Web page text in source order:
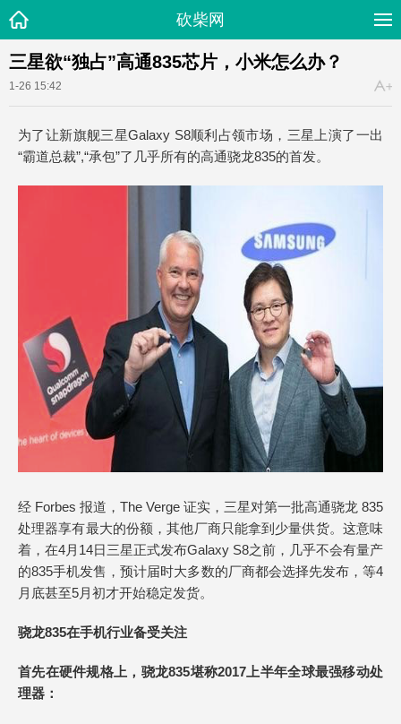
砍柴网
三星欲“独占”高通835芯片，小米怎么办？
1-26 15:42
为了让新旗舰三星Galaxy S8顺利占领市场，三星上演了一出
“霸道总裁”,“承包”了几乎所有的高通骁龙835的首发。
经 Forbes 报道，The Verge 证实，三星对第一批高通骁龙 835
处理器享有最大的份额，其他厂商只能拿到少量供货。这意味
着，在4月14日三星正式发布Galaxy S8之前，几乎不会有量产
的835手机发售，预计届时大多数的厂商都会选择先发布，等4
月底甚至5月初才开始稳定发货。
骁龙835在手机行业备受关注
首先在硬件规格上，骁龙835堪称2017上半年全球最强移动处
理器：